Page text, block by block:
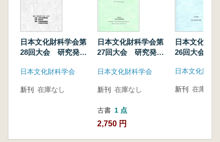
韓ソリ 金奎虎 金キョンテク 中村大介 藁
科哲男 韓半島中西部における玉類の産地推定
河野摩耶 南 武志 今津節生 前方後円墳発
生期における朱の交易 イオウ同位体比分析に
よる産地推定を通して
材料調査-蛍光X 線分析法による下地漆喰に関
する調査(4)
パレオ・ラボAMS 年代測定グループ ほか
日本文化財科学会第
28回大会 研究発表
日本文化財科学会
新刊 在庫なし
日本文化財科学会第
27回大会 研究発表
日本文化財科学会
新刊 在庫なし
古書 1 点
2,750 円
日本文化財
26回大会 研
日本文化財科
新刊 在庫なし